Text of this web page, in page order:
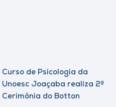
Curso de Psicologia da
Unoesc Joaçaba realiza 2ª
Cerimônia do Botton